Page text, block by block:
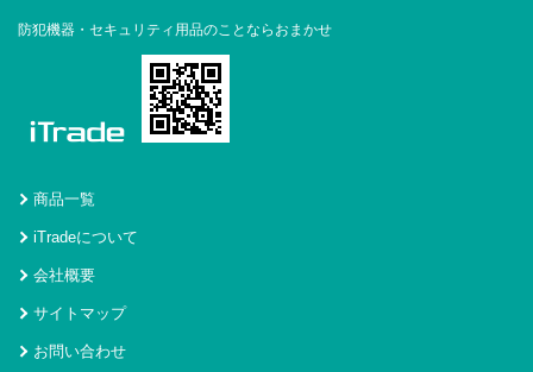
防犯機器・セキュリティ用品のことならおまかせ
商品一覧
iTradeについて
会社概要
サイトマップ
お問い合わせ